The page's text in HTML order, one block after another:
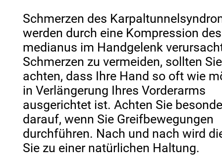
Schmerzen des
werden durch eine Kompression
medianus im Handgelenk
Schmerzen zu vermeiden, sollten
achten, dass Ihre Hand so oft wie
in Verlängerung Ihres Vorderarms
ausgerichtet ist. Achten Sie
darauf, wenn Sie Greifbewegungen
durchführen. Nach und nach wird
Sie zu einer natürlichen Haltung.